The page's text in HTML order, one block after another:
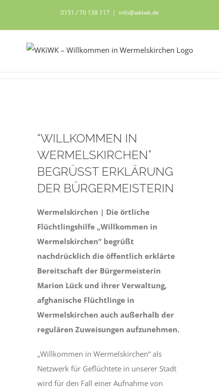
0151 / 70 138 117 | info@wkiwk.de
grösseres
Bild
“WILLKOMMEN IN
WERMELSKIRCHEN”
BEGRÜSST ERKLÄRUNG
DER BÜRGERMEISTERIN
Wermelskirchen | Die örtliche
Flüchtlingshilfe „Willkommen in
Wermelskirchen“ begrüßt
nachdrücklich die öffentlich erklärte
Bereitschaft der Bürgermeisterin
Marion Lück und ihrer Verwaltung,
afghanische Flüchtlinge in
Wermelskirchen auch außerhalb der
regulären Zuweisungen aufzunehmen.
„Willkommen in Wermelskirchen“ als
Netzwerk für Geflüchtete in unserer Stadt
wird für den Fall einer Aufnahme von